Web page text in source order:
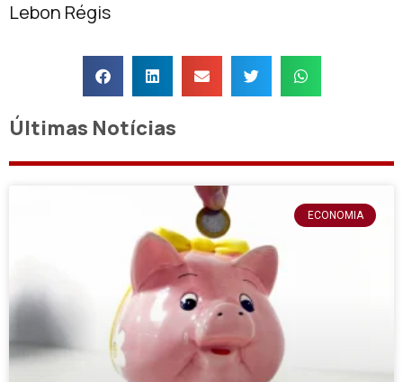
Lebon Régis
Últimas Notícias
ECONOMIA